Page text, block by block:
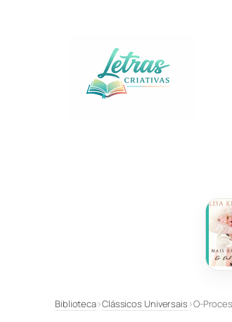
Biblioteca›Clássicos Universais›O-